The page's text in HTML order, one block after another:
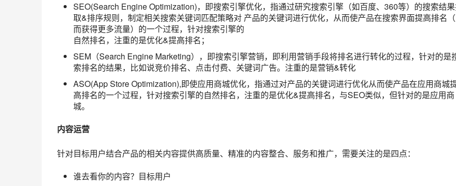
SEO(Search Engine Optimization)，即搜索引擎优化，指通过研究搜索引擎（如百度、360等）的搜索结
取&排序规则，制定相关搜索关键词匹配策略对 产品的关键词进行优化，从而使产品在搜索界面提高排名
而获得更多流量）的一个过程，针对搜索引擎的
自然排名，注重的是优化&提高排名；
SEM（Search Engine Marketing），即搜索引擎营销，即利用营销手段将排名进行转化的过程，针对的是
索排名的结果，比如说竞价排名、点击付费、关键词广告。注重的是营销&转化
ASO(App Store Optimization),即使应用商城优化，指通过对产品的关键词进行优化从而使产品在应用商城
高排名的一个过程，针对搜索引擎的自然排名，注重的是优化&提高排名，与SEO类似，但针对的是应用商
城。
内容运营
针对目标用户结合产品的相关内容提供高质量、精准的内容整合、服务和推广，需要关注的是四点：
谁去看你的内容？目标用户